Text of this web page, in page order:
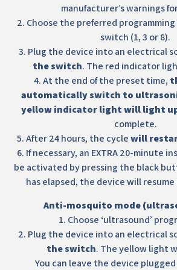
manufacturer’s warnings
2. Choose the preferred
switch (1, 3 or 8).
3. Plug the device into an electrical
the switch. The red indicator
4. At the end of the preset time,
automatically switch to
yellow indicator light will light
complete.
5. After 24 hours, the cyclewill
6. If necessary, an EXTRA 20-minute
be activated by pressing the black
has elapsed, the device will
Anti-mosquito mode
1. Choose ‘ultrasound’
2. Plug the device into an electrical
the switch. The yellow light
You can leave the device